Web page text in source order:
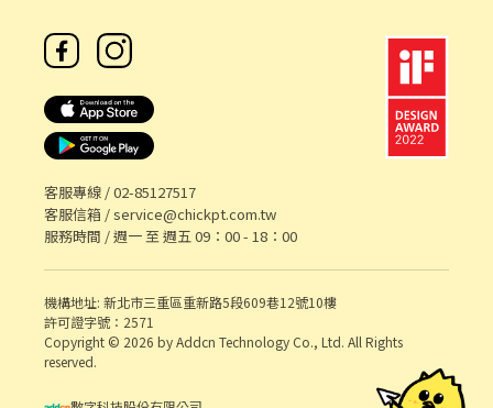
客服專線 /02-85127517
客服信箱 /service@chickpt.com.tw
服務時間 / 週一 至 週五 09：00 - 18：00
機構地址: 新北市三重區重新路5段609巷12號10樓
許可證字號：2571
Copyright © 2026 by Addcn Technology Co., Ltd. All Rights
reserved.